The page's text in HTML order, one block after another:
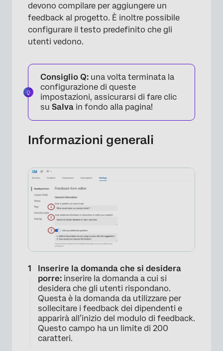
×
devono compilare per aggiungere un
feedback al progetto. È inoltre possibile
configurare il testo predefinito che gli
utenti vedono.
Consiglio Q: una volta terminata la
configurazione di queste
impostazioni, assicurarsi di fare clic
su Salva in fondo alla pagina!
Informazioni generali
Inserire la domanda che si desidera
porre: inserire la domanda a cui si
desidera che gli utenti rispondano.
Questa è la domanda da utilizzare per
sollecitare i feedback dei dipendenti e
apparirà all’inizio del modulo di feedback.
Questo campo ha un limite di 200
caratteri.